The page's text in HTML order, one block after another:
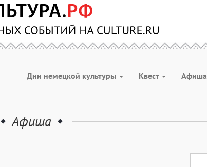
Дни немецкой культуры Квест Aфиша
Афиша